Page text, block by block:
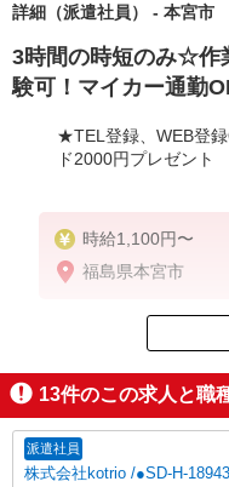
詳細（派遣社員） - 本宮市
3時間の時短のみ☆作
験可！マイカー通勤
★TEL登録、WEB登
ド2000円プレゼント
時給1,100円〜
福島県本宮市
13件のこの求人と職
派遣社員
株式会社kotrio /●SD-H-